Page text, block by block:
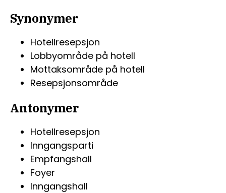
Synonymer
Hotellresepsjon
Lobbyområde på hotell
Mottaksområde på hotell
Resepsjonsområde
Antonymer
Hotellresepsjon
Inngangsparti
Empfangshall
Foyer
Inngangshall